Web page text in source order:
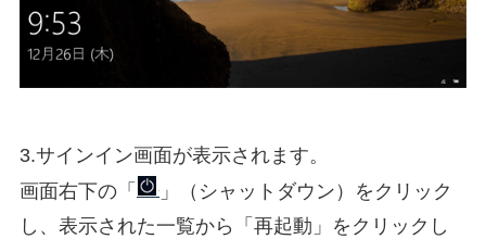
3.サインイン画面が表示されます。
画面右下の「
」（シャットダウン）をクリック
し、表示された一覧から「再起動」をクリックし